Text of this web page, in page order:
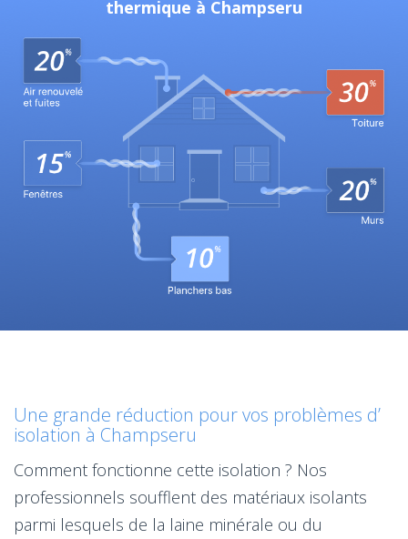
thermique à Champseru
Une grande réduction pour vos problèmes d’
isolation à Champseru
Comment fonctionne cette isolation ? Nos
professionnels soufflent des matériaux isolants
parmi lesquels de la laine minérale ou du